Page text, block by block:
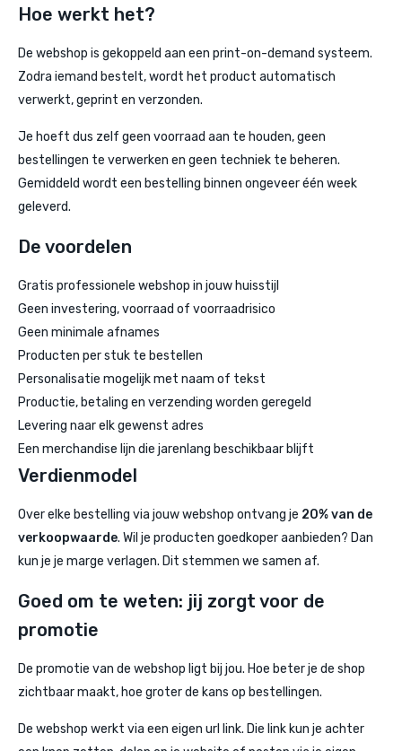
Hoe werkt het?
De webshop is gekoppeld aan een print-on-demand systeem.
Zodra iemand bestelt, wordt het product automatisch
verwerkt, geprint en verzonden.
Je hoeft dus zelf geen voorraad aan te houden, geen
bestellingen te verwerken en geen techniek te beheren.
Gemiddeld wordt een bestelling binnen ongeveer één week
geleverd.
De voordelen
Gratis professionele webshop in jouw huisstijl
Geen investering, voorraad of voorraadrisico
Geen minimale afnames
Producten per stuk te bestellen
Personalisatie mogelijk met naam of tekst
Productie, betaling en verzending worden geregeld
Levering naar elk gewenst adres
Een merchandise lijn die jarenlang beschikbaar blijft
Verdienmodel
Over elke bestelling via jouw webshop ontvang je 20% van de
verkoopwaarde. Wil je producten goedkoper aanbieden? Dan
kun je je marge verlagen. Dit stemmen we samen af.
Goed om te weten: jij zorgt voor de
promotie
De promotie van de webshop ligt bij jou. Hoe beter je de shop
zichtbaar maakt, hoe groter de kans op bestellingen.
De webshop werkt via een eigen url link. Die link kun je achter